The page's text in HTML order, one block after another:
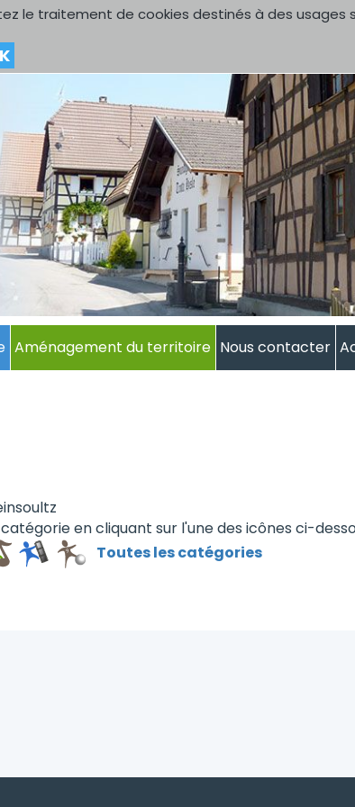
le traitement de cookies destinés à des
Aménagement du territoire Nous contacter
en cliquant sur l'une des icônes ci-
Toutes les catégories